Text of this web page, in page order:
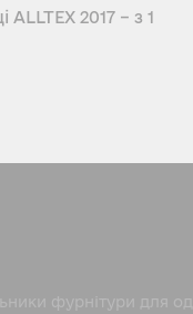
2017 – з 1
фурнітури для